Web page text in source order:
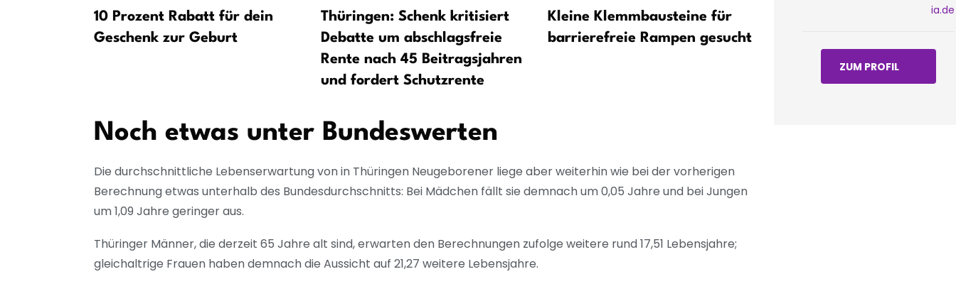
10 Prozent Rabatt für dein
Geschenk zur Geburt
Thüringen: Schenk kritisiert
Debatte um abschlagsfreie
Rente nach 45 Beitragsjahren
und fordert Schutzrente
Kleine Klemmbausteine für
barrierefreie Rampen gesucht
Landesprogramm in acht
Landkreisen im Einsatz
Noch etwas unter Bundeswerten
Die durchschnittliche Lebenserwartung von in Thüringen Neugeborener liege aber weiterhin wie bei der vorherigen
Berechnung etwas unterhalb des Bundesdurchschnitts: Bei Mädchen fällt sie demnach um 0,05 Jahre und bei Jungen
um 1,09 Jahre geringer aus.
Thüringer Männer, die derzeit 65 Jahre alt sind, erwarten den Berechnungen zufolge weitere rund 17,51 Lebensjahre;
gleichaltrige Frauen haben demnach die Aussicht auf 21,27 weitere Lebensjahre.
ia.de
ZUM PROFIL